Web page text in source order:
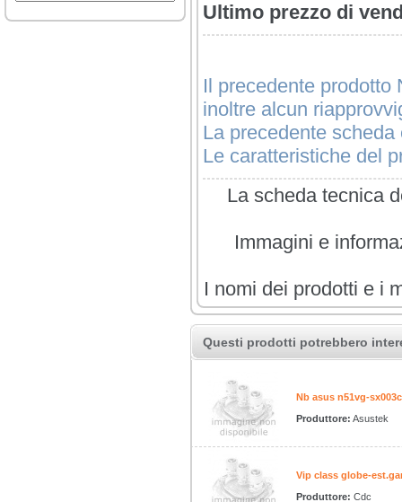
Ultimo prezzo di
Il precedente prodotto
inoltre alcun
La precedente
Le caratteristiche del
La scheda tecnica
Immagini e
I nomi dei prodotti e i
Questi prodotti potrebbero
Nb asus n51vg-sx003c
Produttore: Asustek
Vip class globe-
Produttore: Cdc